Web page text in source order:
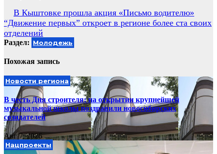
Навигация
по
записям
В Кыштовке прошла акция «Письмо водителю»
“Движение первых” откроет в регионе более ста своих
отделений
Раздел: Молодежь
Похожая запись
Новости региона
В честь Дня строителя: на открытии крупнейшей
музыкальной школы поздравили новосибирских
созидателей
Авг 7, 2026
Нацпроекты